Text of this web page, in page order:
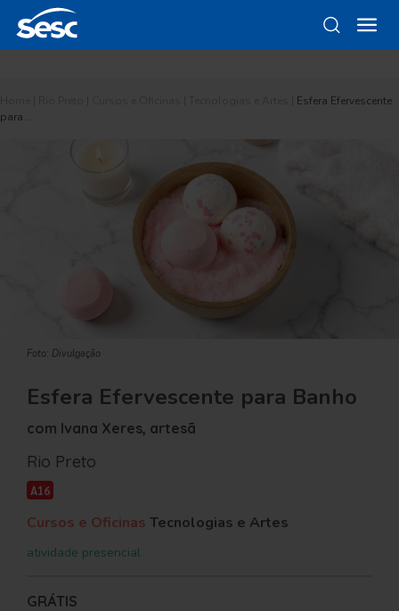
Esfera Efervescente
para …
Foto: Divulgação
Esfera Efervescente para Banho
com Ivana Xeres, artesã
Rio Preto
A16
Cursos e Oficinas Tecnologias e Artes
atividade presencial
GRÁTIS